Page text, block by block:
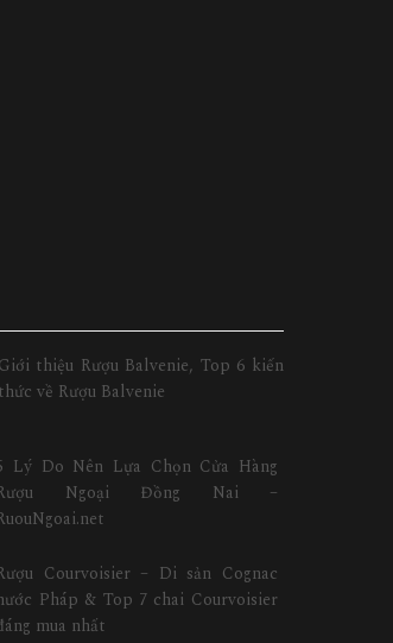
Giới thiệu Rượu Balvenie, Top 6 kiến
thức về Rượu Balvenie
Lý Do Nên Lựa Chọn Cửa Hàng
Ngoại Đồng Nai –
Courvoisier – Di sản Cognac
Pháp & Top 7 chai Courvoisier
mua nhất